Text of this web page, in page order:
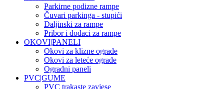
Parkirne podizne rampe
Čuvari parkinga - stupići
Daljinski za rampe
Pribor i dodaci za rampe
OKOVI|PANELI
Okovi za klizne ograde
Okovi za leteće ograde
Ogradni paneli
PVC|GUME
PVC trakaste zavjese